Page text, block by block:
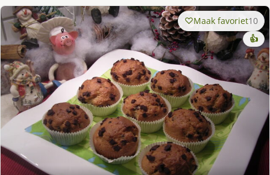
Maak favoriet10
👍